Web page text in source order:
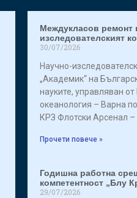
Междукласов ремонт
изследователският
30/07/2026
Научно-
„Академик“ на
науките, управляван от
океанология – Варна
КРЗ Флотски Арсенал
Прочети повече »
Годишна работна
компетентност „Блу
29/07/2026